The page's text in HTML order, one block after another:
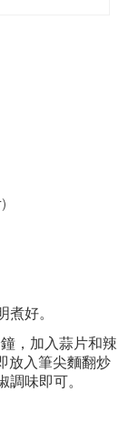
好。
，加入蒜片和辣
放入筆尖麵翻炒
味即可。